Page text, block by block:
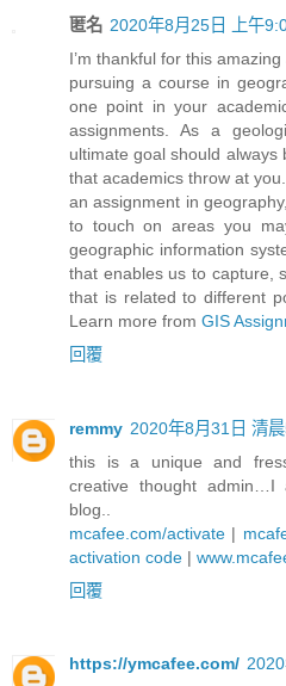
匿名 2020年8月25日 上午
I’m thankful for this
pursuing a course in
one point in your
assignments. As a
ultimate goal should
that academics throw at
an assignment in
to touch on areas you
geographic information
that enables us to capture,
that is related to different
Learn more from GIS
回覆
remmy 2020年8月31日 清
this is a unique and
creative thought
blog..
mcafee.com/activate |
activation code |
回覆
https://ymcafee.com/